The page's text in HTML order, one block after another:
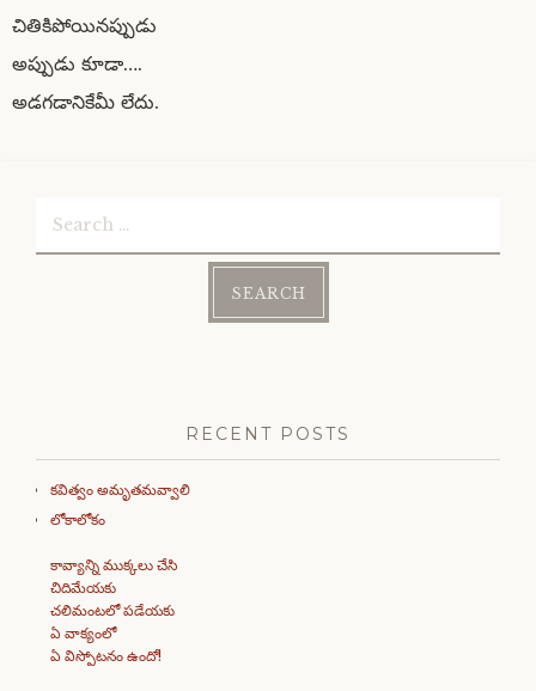
చితికిపోయినప్పుడు
అప్పుడు కూడా….
అడగడానికేమీ లేదు.
RECENT POSTS
కవిత్వం అమృతమవ్వాలి
లోకాలోకం
కావ్యాన్ని ముక్కలు చేసి
చిదిమేయకు
చలిమంటలో పడేయకు
ఏ వాక్యంలో
ఏ విస్పోటనం ఉందో!